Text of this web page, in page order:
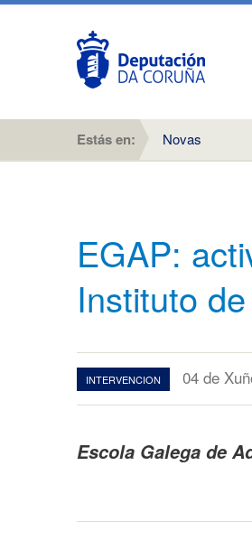
Estás en: Novas
EGAP:
Instituto
INTERVENCION 04 de
Escola Galega de